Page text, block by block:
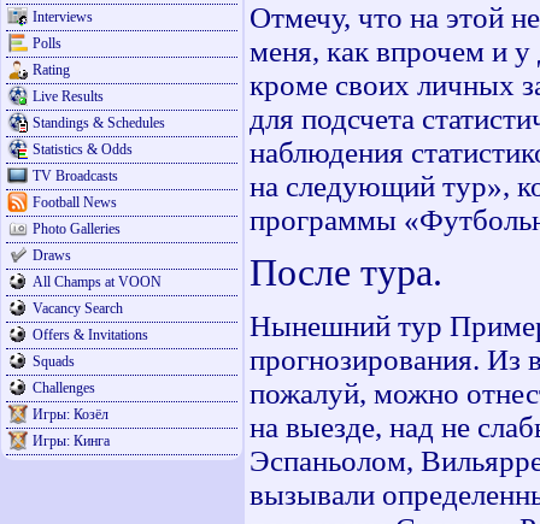
Interviews
Polls
Rating
Live Results
Standings & Schedules
Statistics & Odds
TV Broadcasts
Football News
Photo Galleries
Draws
All Champs at VOON
Vacancy Search
Offers & Invitations
Squads
Challenges
Игры: Козёл
Игры: Кинга
Отмечу, что на этой
меня, как впрочем и
кроме своих личных
для подсчета
наблюдения
на следующий тур»,
программы
После тура.
Нынешний тур
прогнозирования. Из
пожалуй, можно
на выезде, над не
Эспаньолом,
вызывали